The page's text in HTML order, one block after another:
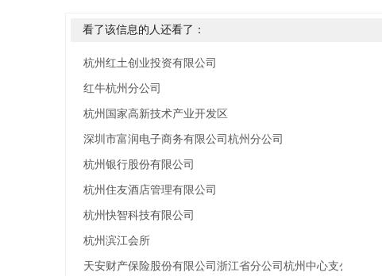
看了该信息的人还看了：
杭州红土创业投资有限公司
红牛杭州分公司
杭州国家高新技术产业开发区
深圳市富润电子商务有限公司杭州分公司
杭州银行股份有限公司
杭州住友酒店管理有限公司
杭州快智科技有限公司
杭州滨江会所
天安财产保险股份有限公司浙江省分公司杭州中心支公司